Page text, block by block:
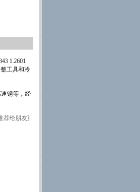
1.2601
工具和冷
钢等，经
荐给朋友〗